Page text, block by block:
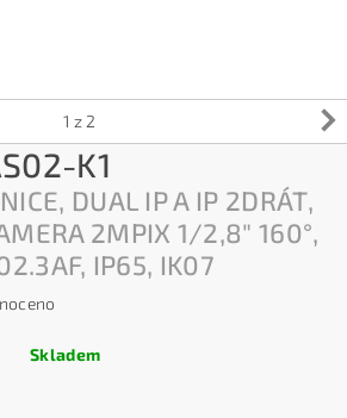
1 z 2
K1
DUAL IP A IP 2DRÁT,
2MPIX 1/2,8" 160°,
IP65, IK07
Skladem